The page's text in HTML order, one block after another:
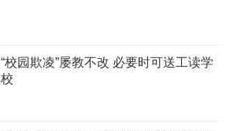
“校园欺凌”屡教不改 必要时可送工读学
校